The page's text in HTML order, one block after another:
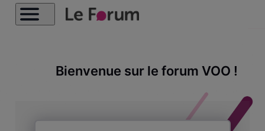
Bienvenue sur le forum VOO !